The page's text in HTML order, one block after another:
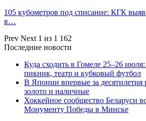
105 кубометров под списание: КГК
в…
Prev Next 1 из 1 162
Последние новости
Куда сходить в Гомеле 25–26
пикник, театр и кубковый футбол
В Японии впервые за десятилетия
золото и наличные
Хоккейное сообщество Беларуси
Монументу Победы в Минске